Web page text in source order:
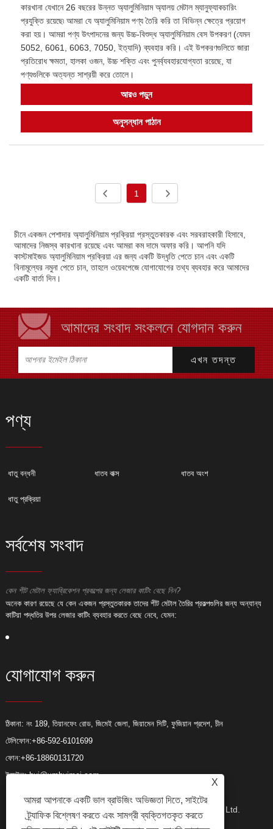
কারখানা যেখানে 26 বছরের উন্নত অ্যালুমিনিয়াম অ্যালয় মেটাল ম্যানুফ্যাকচারিং
প্রযুক্তি রয়েছে৷ আমরা যে অ্যালুমিনিয়াম পণ্য তৈরি করি তা বিভিন্ন ক্ষেত্রে প্রয়োগ
করা হয়। আমরা পণ্য উৎপাদনের জন্য উচ্চ-বিশুদ্ধ অ্যালুমিনিয়াম বেস উপকরণ (যেমন
5052, 6061, 6063, 7050, ইত্যাদি) ব্যবহার করি। এই উপকরণগুলিতে জারা
প্রতিরোধ ক্ষমতা, হালকা ওজন, উচ্চ শক্তি এবং পুনর্ব্যবহারযোগ্যতা রয়েছে, যা
পণ্যগুলিকে অত্যন্ত সাশ্রয়ী করে তোলে।
আরও পড়ুন
অনুসন্ধান পাঠান
1
চীনে একজন পেশাদার অ্যালুমিনিয়াম প্রক্রিয়া প্রস্তুতকারক এবং সরবরাহকারী হিসাবে,
আমাদের নিজস্ব কারখানা রয়েছে এবং আমরা কম দামে অফার করি। আপনি যদি
কাস্টমাইজড অ্যালুমিনিয়াম প্রক্রিয়া এর জন্য একটি উদ্ধৃতি পেতে চান এবং একটি
বিনামূল্যের নমুনা পেতে চান, তাহলে ওয়েবপেজে যোগাযোগের তথ্য ব্যবহার করে আমাদের
একটি বার্তা দিন।
আমাদের সংবাদ সংকলনে যোগদান করুন
পণ্য
ধাতু বন্ধনী ধাতব বাক্স ধাতব অংশ
ধাতু প্রক্রিয়া
সর্বশেষ সংবাদ
কেন শীট মেটাল ফ্যাব্রিকেশন প্রকল্পের জন্য লেজার কাটিং বেছে নিন?
অনেক কারণ রয়েছে যে কেন একজন প্রস্তুতকারক তাদের শীট মেটাল তৈরির প্রকল্পগুলির জন্য অন্যান্য
কাটিয়া পদ্ধতির উপর লেজার কাটিং ব্যবহার করতে বেছে নেবে, যেমন:
যোগাযোগ করুন
ঠিকানা: নং 189, তিয়ানফেং রোড, জিমেই জেলা, জিয়ামেন সিটি, ফুজিয়ান প্রদেশ, চীন
টেলিফোন:+86-592-6101699
ফোন:+86-18860131720
ইমেইল:hui@xmhuimei.com
কপিরাইট © 2024 Xiamen Huimei Industry and Trade Co., Ltd.
X
আমরা আপনাকে একটি ভাল ব্রাউজিং অভিজ্ঞতা দিতে, সাইটের
ট্র্যাফিক বিশ্লেষণ করতে এবং সামগ্রী ব্যক্তিগতকৃত করতে